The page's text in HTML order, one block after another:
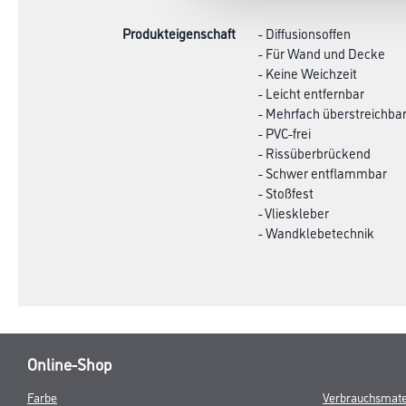
Produkteigenschaft
- Diffusionsoffen
- Für Wand und Decke
- Keine Weichzeit
- Leicht entfernbar
- Mehrfach überstreichbar
- PVC-frei
- Rissüberbrückend
- Schwer entflammbar
- Stoßfest
- Vlieskleber
- Wandklebetechnik
Online-Shop
Farbe